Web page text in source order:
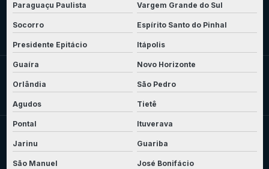
Paraguaçu Paulista Vargem Grande do Sul
Socorro Espírito Santo do Pinhal
Presidente Epitácio Itápolis
Guaíra Novo Horizonte
Orlândia São Pedro
Agudos Tietê
Pontal Ituverava
Jarinu Guariba
São Manuel José Bonifácio